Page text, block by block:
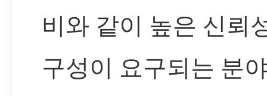
비와 같이 높은 신뢰
구성이 요구되는 분